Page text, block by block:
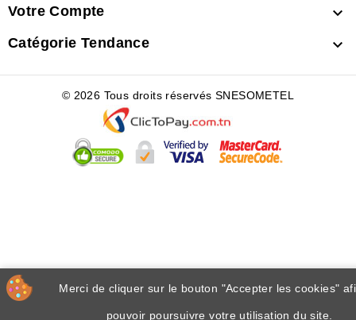
Votre Compte 
Catégorie Tendance 
Merci de cliquer sur le bouton "Accepter les cookies"
pouvoir poursuivre votre utilisation du site.
© 2026 Tous droits réservés SNESOMETEL